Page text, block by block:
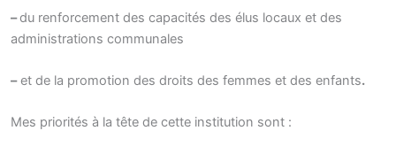
–du renforcement des capacités des élus locaux et des
administrations communales
–et de la promotion des droits des femmes et des enfants.
Mes priorités à la tête de cette institution sont :